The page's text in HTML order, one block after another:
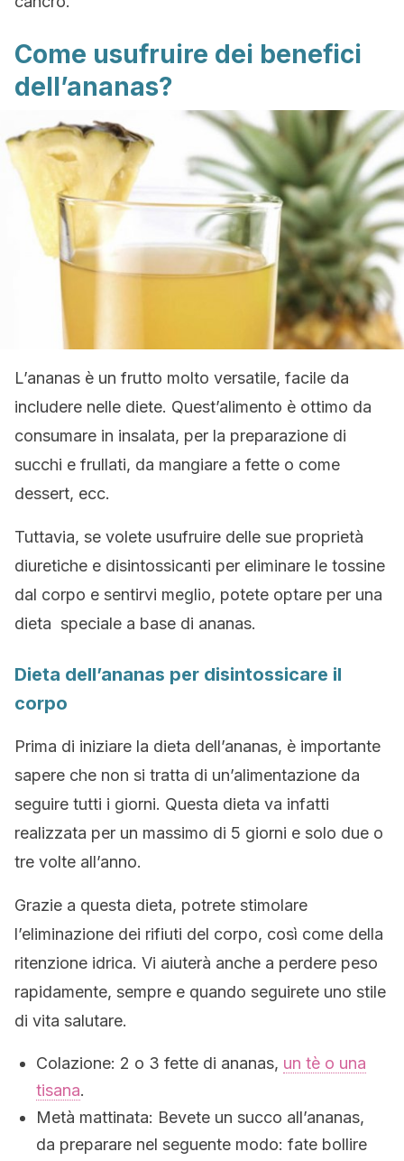
Come usufruire dei benefici
dell’ananas?
L’ananas è un frutto molto versatile, facile da
includere nelle diete. Quest’alimento è ottimo da
consumare in insalata, per la preparazione di
succhi e frullati, da mangiare a fette o come
dessert, ecc.
Tuttavia, se volete usufruire delle sue proprietà
diuretiche e disintossicanti per eliminare le tossine
dal corpo e sentirvi meglio, potete optare per una
dieta speciale a base di ananas.
Dieta dell’ananas per disintossicare il
corpo
Prima di iniziare la dieta dell’ananas, è importante
sapere che non si tratta di un’alimentazione da
seguire tutti i giorni. Questa dieta va infatti
realizzata per un massimo di 5 giorni e solo due o
tre volte all’anno.
Grazie a questa dieta, potrete stimolare
l’eliminazione dei rifiuti del corpo, così come della
ritenzione idrica. Vi aiuterà anche a perdere peso
rapidamente, sempre e quando seguirete uno stile
di vita salutare.
Colazione: 2 o 3 fette di ananas, un tè o una
tisana.
Metà mattinata: Bevete un succo all’ananas,
da preparare nel seguente modo: fate bollire